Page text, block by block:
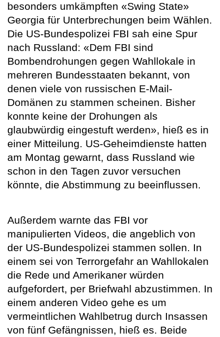
besonders umkämpften «Swing State»
Georgia für Unterbrechungen beim Wählen.
Die US-Bundespolizei FBI sah eine Spur
nach Russland: «Dem FBI sind
Bombendrohungen gegen Wahllokale in
mehreren Bundesstaaten bekannt, von
denen viele von russischen E-Mail-
Domänen zu stammen scheinen. Bisher
konnte keine der Drohungen als
glaubwürdig eingestuft werden», hieß es in
einer Mitteilung. US-Geheimdienste hatten
am Montag gewarnt, dass Russland wie
schon in den Tagen zuvor versuchen
könnte, die Abstimmung zu beeinflussen.
Außerdem warnte das FBI vor
manipulierten Videos, die angeblich von
der US-Bundespolizei stammen sollen. In
einem sei von Terrorgefahr an Wahllokalen
die Rede und Amerikaner würden
aufgefordert, per Briefwahl abzustimmen. In
einem anderen Video gehe es um
vermeintlichen Wahlbetrug durch Insassen
von fünf Gefängnissen, hieß es. Beide